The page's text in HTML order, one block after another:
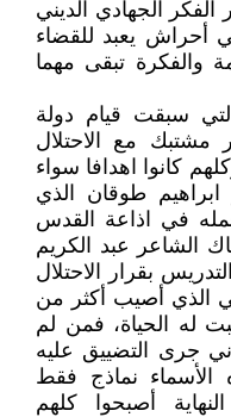
الجهادي الديني
في أحراش يعبد للقضاء
والفكرة تبقى مهما
سبقت قيام دولة
مشتبك مع الاحتلال
كانوا اهدافا سواء
ابراهيم طوقان الذي
في اذاعة القدس
الشاعر عبد الكريم
بقرار الاحتلال
الذي أصيب أكثر من
له الحياة، فمن لم
جرى التضييق عليه
نماذج فقط
أصبحوا كلهم